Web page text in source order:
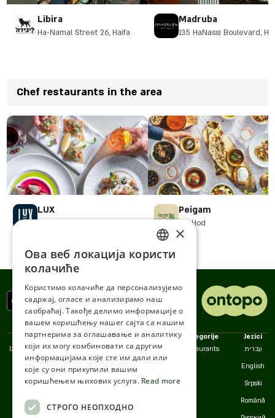
Libira
Ha-Namal Street 26, Haifa
Madruba
135 HaNassi Boulevard,
Chef restaurants in the area
LUX Peigam
Ein Hod
Politike
Izjava o pristupačnosti
Politika privatnosti
Uslovi korišćenja
Kolačići
Kompanija
Kontakt
Korisnička podrška
Kategorije
Restaurants
Jezici
עברית
English
Srpski
Română
ENGLISH
SERBIA
HEBREW
RUSSIAN
CROATIAN
SERBIAN-2
×
Ова веб локација користи
колачиће
Користимо колачиће да персонализујемо
садржај, огласе и анализирамо наш
саобраћај. Такође делимо информације о
вашем коришћењу нашег сајта са нашим
партнерима за оглашавање и аналитику
који их могу комбиновати са другим
информацијама које сте им дали или
које су они прикупили вашим
коришћењем њихових услуга. Read more
СТРОГО НЕОПХОДНО